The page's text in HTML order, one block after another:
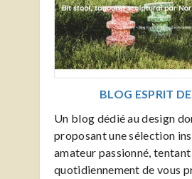
BLOG ESPRIT
Un blog dédié au design
proposant une sélection
amateur passionné, tentant
quotidiennement de vous